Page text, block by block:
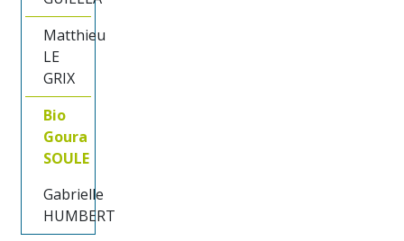
Matthieu
LE
GRIX
Bio
Goura
SOULE
Gabrielle
HUMBERT